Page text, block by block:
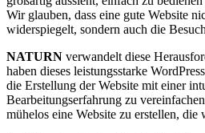
Wir glauben, dass eine gute Website
widerspiegelt, sondern auch die
NATURN verwandelt diese
haben dieses leistungsstarke
die Erstellung der Website mit einer
Bearbeitungserfahrung zu
mühelos eine Website zu erstellen,